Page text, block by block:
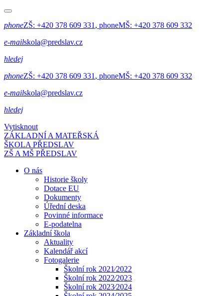
phoneZŠ: +420 378 609 331 , phoneMŠ: +420 378 609 332
e-mailskola@predslav.cz
hledej
phoneZŠ: +420 378 609 331 , phoneMŠ: +420 378 609 332
e-mailskola@predslav.cz
hledej
Vytisknout
ZÁKLADNÍ A MATEŘSKÁ
ŠKOLA PŘEDSLAV
ZŠ A MŠ PŘEDSLAV
O nás
Historie školy
Dotace EU
Dokumenty
Úřední deska
Povinné informace
E-podatelna
Základní škola
Aktuality
Kalendář akcí
Fotogalerie
Školní rok 2021⁄2022
Školní rok 2022⁄2023
Školní rok 2023⁄2024